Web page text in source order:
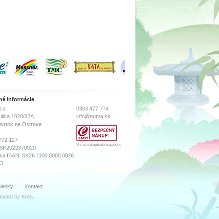
informácie
0903 477 774
info@numa.sk
U nás nakupujete bezpečne
1020/32A
na Ostrove
127
IBAN: SK26 1100 0000 0026
Vložka číslo: 18569/P
Kontakt
by Krea.